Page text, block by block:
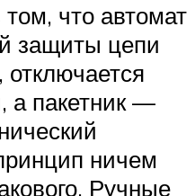
что автомат
защиты цепи
отключается
а пакетник —
ничем
Ручные